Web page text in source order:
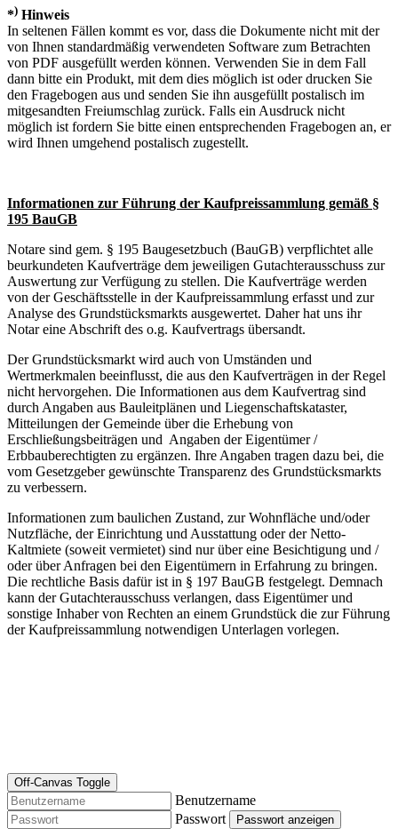
*) Hinweis
In seltenen Fällen kommt es vor, dass die Dokumente nicht mit der
von Ihnen standardmäßig verwendeten Software zum Betrachten
von PDF ausgefüllt werden können. Verwenden Sie in dem Fall
dann bitte ein Produkt, mit dem dies möglich ist oder drucken Sie
den Fragebogen aus und senden Sie ihn ausgefüllt postalisch im
mitgesandten Freiumschlag zurück. Falls ein Ausdruck nicht
möglich ist fordern Sie bitte einen entsprechenden Fragebogen an, er
wird Ihnen umgehend postalisch zugestellt.
Informationen zur Führung der Kaufpreissammlung gemäß §
195 BauGB
Notare sind gem. § 195 Baugesetzbuch (BauGB) verpflichtet alle
beurkundeten Kaufverträge dem jeweiligen Gutachterausschuss zur
Auswertung zur Verfügung zu stellen. Die Kaufverträge werden
von der Geschäftsstelle in der Kaufpreissammlung erfasst und zur
Analyse des Grundstücksmarkts ausgewertet. Daher hat uns ihr
Notar eine Abschrift des o.g. Kaufvertrags übersandt.
Der Grundstücksmarkt wird auch von Umständen und
Wertmerkmalen beeinflusst, die aus den Kaufverträgen in der Regel
nicht hervorgehen. Die Informationen aus dem Kaufvertrag sind
durch Angaben aus Bauleitplänen und Liegenschaftskataster,
Mitteilungen der Gemeinde über die Erhebung von
Erschließungsbeiträgen und Angaben der Eigentümer /
Erbbauberechtigten zu ergänzen. Ihre Angaben tragen dazu bei, die
vom Gesetzgeber gewünschte Transparenz des Grundstücksmarkts
zu verbessern.
Informationen zum baulichen Zustand, zur Wohnfläche und/oder
Nutzfläche, der Einrichtung und Ausstattung oder der Netto-
Kaltmiete (soweit vermietet) sind nur über eine Besichtigung und /
oder über Anfragen bei den Eigentümern in Erfahrung zu bringen.
Die rechtliche Basis dafür ist in § 197 BauGB festgelegt. Demnach
kann der Gutachterausschuss verlangen, dass Eigentümer und
sonstige Inhaber von Rechten an einem Grundstück die zur Führung
der Kaufpreissammlung notwendigen Unterlagen vorlegen.
Off-Canvas Toggle
Benutzername
Passwort
Passwort anzeigen